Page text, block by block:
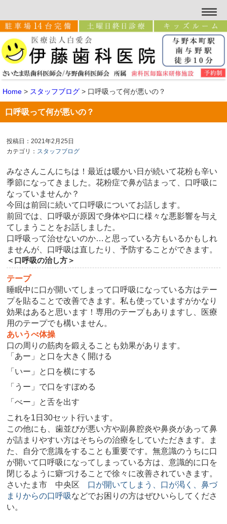
Home > スタッフブログ > 口呼吸って何が悪いの？
口呼吸って何が悪いの？
投稿日：2021年2月25日
カテゴリ： スタッフブログ
みなさんこんにちは！最近は暖かい日が続いて花粉も辛い
季節になってきました。花粉症で鼻が詰まって、口呼吸に
なっていませんか？
今回は前回に続いて口呼吸についてお話します。
前回では、口呼吸が原因で身体や口に様々な悪影響を与え
てしまうことをお話しました。
口呼吸って治せないのか…と思っている方もいるかもしれ
ませんが、口呼吸は直したり、予防することができます。
＜口呼吸の治し方＞
テープ
睡眠中に口が開いてしまって口呼吸になっている方はテー
プを貼ることで改善できます。私も使っていますがかなり
効果はあると思います！専用のテープもありますし、医療
用のテープでも構いません。
あいうべ体操
口の周りの筋肉を鍛えることも効果があります。
「あー」と口を大きく開ける
「いー」と口を横にする
「うー」で口をすぼめる
「べー」と舌を出す
これを1日30セット行います。
この他にも、歯並びが悪い方や副鼻腔炎や鼻炎があって鼻
が詰まりやすい方はそちらの治療をしていただきます。ま
た、自分で意識をすることも重要です。無意識のうちに口
が開いて口呼吸になってしまっている方は、意識的に口を
閉じるように癖づけることで徐々に改善されていきます。
さいたま市 中央区 口が開いてしまう、口が渇く、鼻づ
まりからの口呼吸などでお困りの方はぜひいらしてくださ
い。